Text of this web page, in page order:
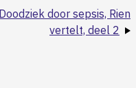
Doodziek door sepsis, Rien
vertelt, deel 2